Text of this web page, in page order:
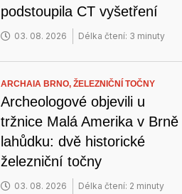
podstoupila CT vyšetření
03. 08. 2026 Délka čtení: 3 minuty
ARCHAIA BRNO,ŽELEZNIČNÍ TOČNY
Archeologové objevili u
tržnice Malá Amerika v Brně
lahůdku: dvě historické
železniční točny
03. 08. 2026 Délka čtení: 2 minuty